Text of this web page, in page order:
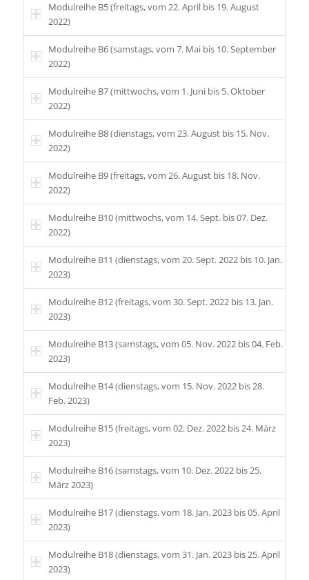
Modulreihe B5 (freitags, vom 22. April bis 19. August
2022)
Modulreihe B6 (samstags, vom 7. Mai bis 10. September
2022)
Modulreihe B7 (mittwochs, vom 1. Juni bis 5. Oktober
2022)
Modulreihe B8 (dienstags, vom 23. August bis 15. Nov.
2022)
Modulreihe B9 (freitags, vom 26. August bis 18. Nov.
2022)
Modulreihe B10 (mittwochs, vom 14. Sept. bis 07. Dez.
2022)
Modulreihe B11 (dienstags, vom 20. Sept. 2022 bis 10. Jan.
2023)
Modulreihe B12 (freitags, vom 30. Sept. 2022 bis 13. Jan.
2023)
Modulreihe B13 (samstags, vom 05. Nov. 2022 bis 04. Feb.
2023)
Modulreihe B14 (dienstags, vom 15. Nov. 2022 bis 28.
Feb. 2023)
Modulreihe B15 (freitags, vom 02. Dez. 2022 bis 24. März
2023)
Modulreihe B16 (samstags, vom 10. Dez. 2022 bis 25.
März 2023)
Modulreihe B17 (dienstags, vom 18. Jan. 2023 bis 05. April
2023)
Modulreihe B18 (dienstags, vom 31. Jan. 2023 bis 25. April
2023)